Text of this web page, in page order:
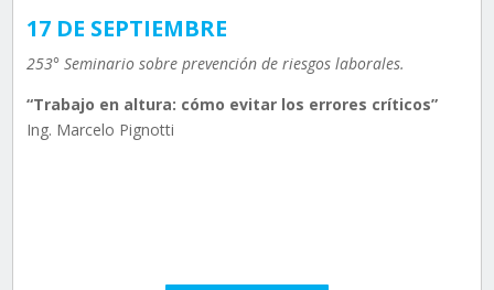
17 DE SEPTIEMBRE
253° Seminario sobre prevención de riesgos laborales.
“Trabajo en altura: cómo evitar los errores críticos”
Ing. Marcelo Pignotti